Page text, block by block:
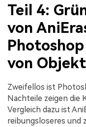
Teil 4:
von
von
Zweifellos ist
Nachteile zeigen die
Vergleich dazu ist
reibungsloseres und